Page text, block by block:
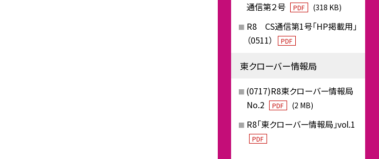
通信第２号
PDF (318 KB)
R8 CS通信第1号「HP掲載用」
（0511）
PDF
東クローバー情報局
(0717)R8東クローバー情報局
No.2
PDF (2 MB)
R8「東クローバー情報局」vol.1
PDF